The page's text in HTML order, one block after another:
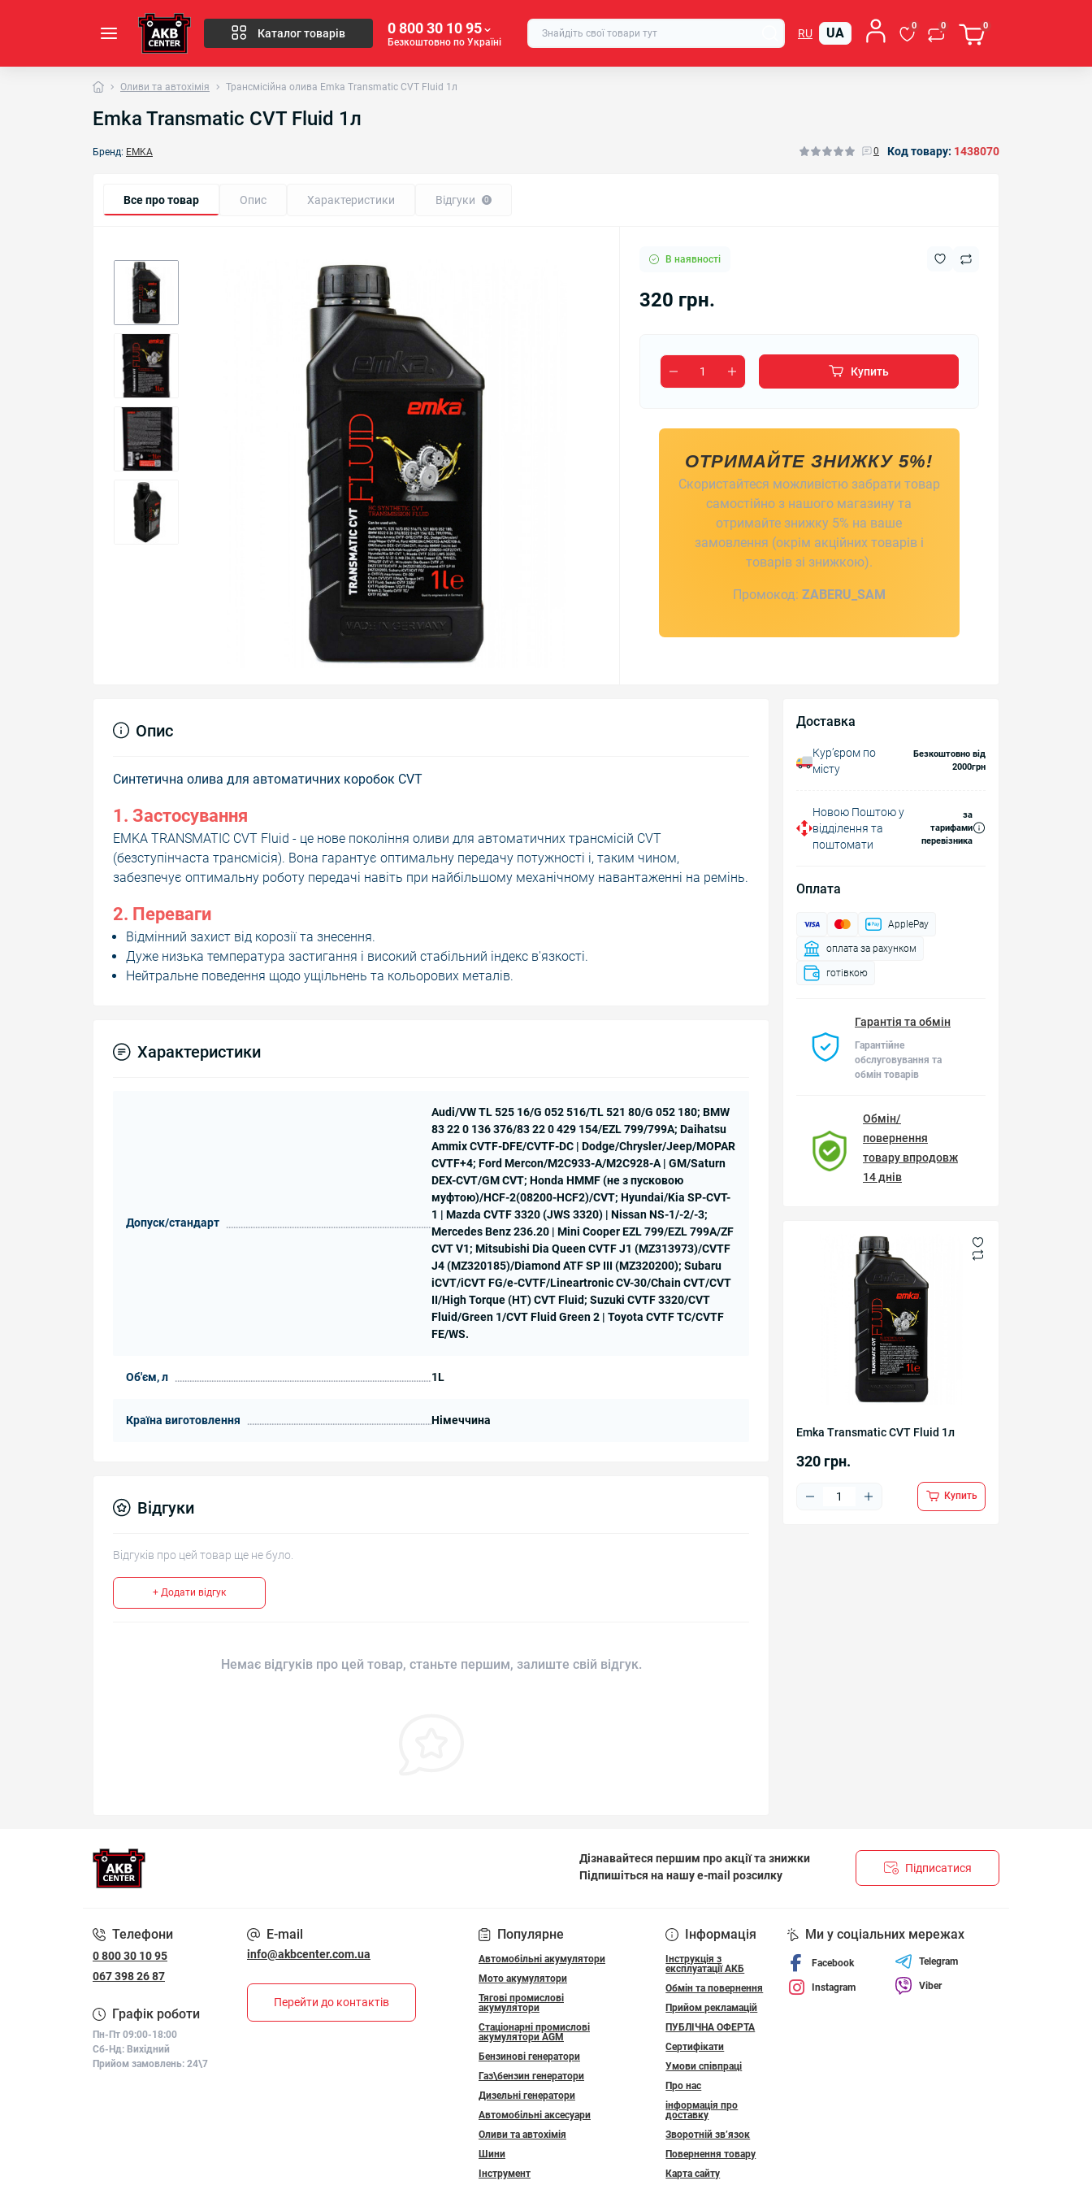
Каталог товарів 0 800 30 10 95
Безкоштовно по Україні
RU UA 0 0 0
Оливи та автохімія Трансмісійна олива Emka Transmatic CVT Fluid 1л
Emka Transmatic CVT Fluid 1л
Бренд: EMKA 0 Код товару: 1438070
Все про товар Опис Характеристики Відгуки 0
В наявності
320 грн.
Купить
ОТРИМАЙТЕ ЗНИЖКУ 5%!
Скористайтеся можливістю забрати товар
самостійно з нашого магазину та
отримайте знижку 5% на ваше
замовлення (окрім акційних товарів і
товарів зі знижкою).
Промокод: ZABERU_SAM
Доставка
Курʼєром по
місту
Безкоштовно від
2000грн
Новою Поштою у
відділення та
поштомати
за
тарифами
перевізника
Оплата
ApplePay
оплата за рахунком
готівкою
Гарантія та обмін
Гарантійне
обслуговування та
обмін товарів
Обмін/
повернення
товару впродовж
14 днів
Emka Transmatic CVT Fluid 1л
320 грн.
Купить
Опис
Синтетична олива для автоматичних коробок CVT
1. Застосування
EMKA TRANSMATIC CVT Fluid - це нове покоління оливи для автоматичних трансмісій CVT
(безступінчаста трансмісія). Вона гарантує оптимальну передачу потужності і, таким чином,
забезпечує оптимальну роботу передачі навіть при найбільшому механічному навантаженні на ремінь.
2. Переваги
Відмінний захист від корозії та знесення.
Дуже низька температура застигання і високий стабільний індекс в'язкості.
Нейтральне поведення щодо ущільнень та кольорових металів.
Характеристики
Допуск/стандарт
Audi/VW TL 525 16/G 052 516/TL 521 80/G 052 180; BMW
83 22 0 136 376/83 22 0 429 154/EZL 799/799A; Daihatsu
Ammix CVTF-DFE/CVTF-DC | Dodge/Chrysler/Jeep/MOPAR
CVTF+4; Ford Mercon/M2C933-A/M2C928-A | GM/Saturn
DEX-CVT/GM CVT; Honda HMMF (не з пусковою
муфтою)/HCF-2(08200-HCF2)/CVT; Hyundai/Kia SP-CVT-
1 | Mazda CVTF 3320 (JWS 3320) | Nissan NS-1/-2/-3;
Mercedes Benz 236.20 | Mini Cooper EZL 799/EZL 799A/ZF
CVT V1; Mitsubishi Dia Queen CVTF J1 (MZ313973)/CVTF
J4 (MZ320185)/Diamond ATF SP III (MZ320200); Subaru
iCVT/iCVT FG/e-CVTF/Lineartronic CV-30/Chain CVT/CVT
II/High Torque (HT) CVT Fluid; Suzuki CVTF 3320/CVT
Fluid/Green 1/CVT Fluid Green 2 | Toyota CVTF TC/CVTF
FE/WS.
Об'єм, л 1L
Країна виготовлення Німеччина
Відгуки
Відгуків про цей товар ще не було.
+ Додати відгук
Немає відгуків про цей товар, станьте першим, залиште свій відгук.
Дізнавайтеся першим про акції та знижки
Підпишіться на нашу e-mail розсилку
Підписатися
Телефони
0 800 30 10 95
067 398 26 87
Графік роботи
Пн-Пт 09:00-18:00
Сб-Нд: Вихідний
Прийом замовлень: 24\7
E-mail
info@akbcenter.com.ua
Перейти до контактів
Популярне
Автомобільні акумулятори
Мото акумулятори
Тягові промислові
акумулятори
Стаціонарні промислові
акумулятори АGM
Бензинові генератори
Газ\бензин генератори
Дизельні генератори
Автомобільні аксесуари
Оливи та автохімія
Шини
Інструмент
Інформація
Інструкція з
експлуатації АКБ
Обмін та повернення
Прийом рекламацій
ПУБЛІЧНА ОФЕРТА
Сертифікати
Умови співпраці
Про нас
інформація про
доставку
Зворотній зв’язок
Повернення товару
Карта сайту
Ми у соціальних мережах
Facebook
Instagram
Telegram
Viber